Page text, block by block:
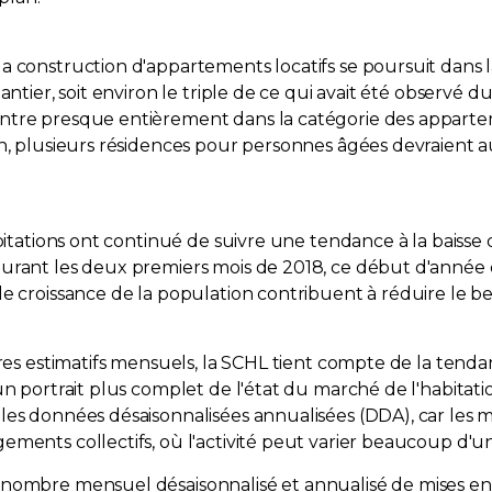
construction d'appartements locatifs se poursuit
soit environ le triple de ce qui avait été observé
presque entièrement dans la catégorie des
résidences pour personnes âgées devraient
ont continué de suivre une tendance à la baisse
les deux premiers mois de 2018, ce début d'année
croissance de la population contribuent à réduire le
estimatifs mensuels, la SCHL tient compte de la
portrait plus complet de l'état du marché de
données désaisonnalisées annualisées (DDA), car les
collectifs, où l'activité peut varier beaucoup
mensuel désaisonnalisé et annualisé de mises